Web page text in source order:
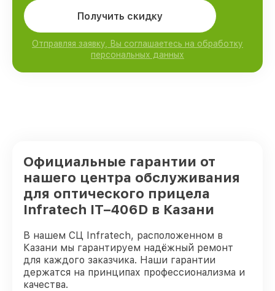
Получить скидку
Отправляя заявку, Вы соглашаетесь на обработку
персональных данных
Официальные гарантии от
нашего центра обслуживания
для оптического прицела
Infratech IT–406D в Казани
В нашем СЦ Infratech, расположенном в
Казани мы гарантируем надёжный ремонт
для каждого заказчика. Наши гарантии
держатся на принципах профессионализма и
качества.